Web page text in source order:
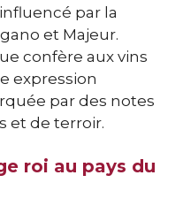
par la
et Majeur.
confère aux vins
expression
par des notes
et de terroir.
roi au pays du